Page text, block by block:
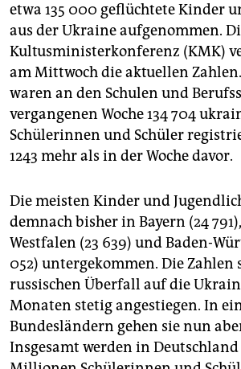
etwa 135 000 geflüchtete Kinder
aus der Ukraine aufgenommen.
Kultusministerkonferenz (KMK)
am Mittwoch die aktuellen
waren an den Schulen und
vergangenen Woche 134 704
Schülerinnen und Schüler
1243 mehr als in der Woche davor.
Die meisten Kinder und
demnach bisher in Bayern (24
Westfalen (23 639) und Baden-
052) untergekommen. Die Zahlen
russischen Überfall auf die
Monaten stetig angestiegen. In
Bundesländern gehen sie nun
Insgesamt werden in